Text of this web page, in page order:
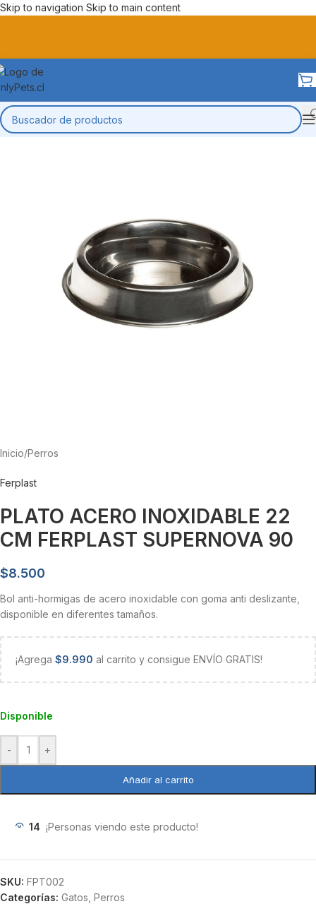
Skip to navigation Skip to main content
Inicio/Perros
Ferplast
PLATO ACERO INOXIDABLE 22
CM FERPLAST SUPERNOVA 90
$8.500
Bol anti-hormigas de acero inoxidable con goma anti deslizante,
disponible en diferentes tamaños.
¡Agrega $9.990 al carrito y consigue ENVÍO GRATIS!
Disponible
- +
Añadir al carrito
14 ¡Personas viendo este producto!
SKU: FPT002
Categorías: Gatos Perros